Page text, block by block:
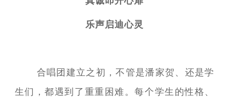
乐声启迪心灵
合唱团建立之初，不管是潘家贺、还是学
生们，都遇到了重重困难。每个学生的性格、